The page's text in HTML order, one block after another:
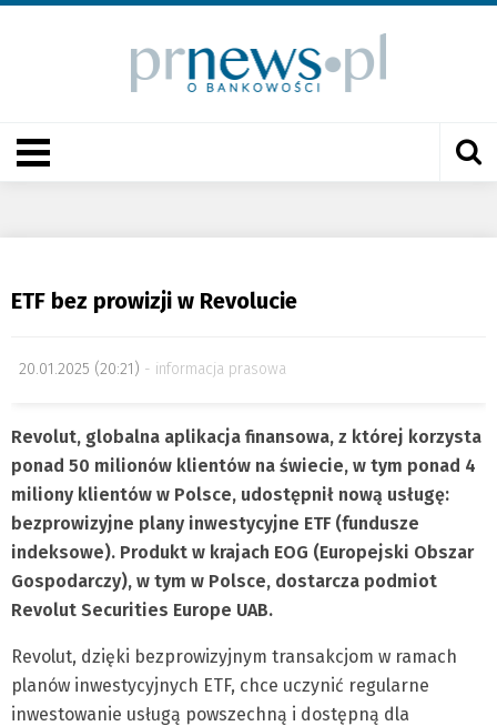
ETF bez prowizji w Revolucie
20.01.2025 (20:21) informacja prasowa
Revolut, globalna aplikacja finansowa, z której korzysta
ponad 50 milionów klientów na świecie, w tym ponad 4
miliony klientów w Polsce, udostępnił nową usługę:
bezprowizyjne plany inwestycyjne ETF (fundusze
indeksowe). Produkt w krajach EOG (Europejski Obszar
Gospodarczy), w tym w Polsce, dostarcza podmiot
Revolut Securities Europe UAB.
Revolut, dzięki bezprowizyjnym transakcjom w ramach
planów inwestycyjnych ETF, chce uczynić regularne
inwestowanie usługą powszechną i dostępną dla